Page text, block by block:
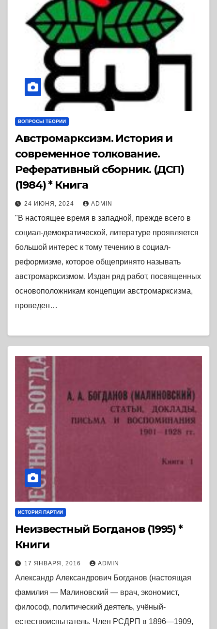
ВОПРОСЫ ТЕОРИИ
Австромарксизм. История и
современное толкование.
Реферативный сборник. (ДСП)
(1984) * Книга
24 ИЮНЯ, 2024 ADMIN
"В настоящее время в западной, прежде всего в
социал-демократической, литературе проявляется
большой интерес к тому течению в социал-
реформизме, которое общепринято называть
австромарксизмом. Издан ряд работ, посвященных
основоположникам концепции австромарксизма,
проведен…
ИСТОРИЯ ПАРТИИ
Неизвестный Богданов (1995) *
Книги
17 ЯНВАРЯ, 2016 ADMIN
Александр Александрович Богданов (настоящая
фамилия — Малиновский — врач, экономист,
философ, политический деятель, учёный-
естествоиспытатель. Член РСДРП в 1896—1909,